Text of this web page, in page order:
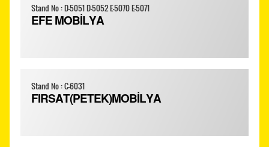
Stand No : D-5051 D-5052 E-5070 E-5071
EFE MOBİLYA
Stand No : C-6031
FIRSAT(PETEK)MOBİLYA